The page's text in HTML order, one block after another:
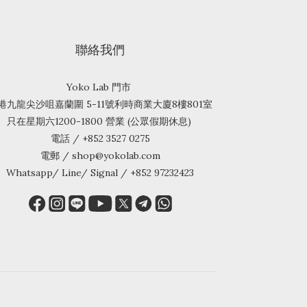
聯絡我們
Yoko Lab 門市
九龍尖沙咀嘉蘭圍 5-11號利時商業大廈8樓801室
只在星期六1200-1800 營業 (公眾假期休息)
電話 / +852 3527 0275
電郵 / shop@yokolab.com
Whatsapp/ Line/ Signal / +852 97232423